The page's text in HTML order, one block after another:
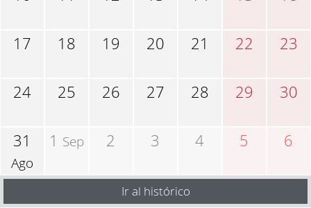
17 18 19 20 21 22 23
24 25 26 27 28 29 30
31
Ago
1 Sep 2 3 4 5 6
Ir al histórico